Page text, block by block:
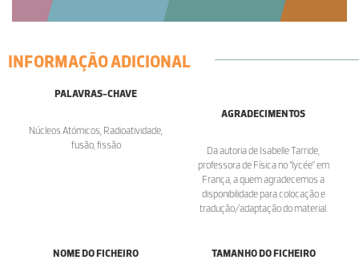
INFORMAÇÃO ADICIONAL
PALAVRAS-CHAVE
Núcleos Atómicos, Radioatividade,
fusão, fissão
AGRADECIMENTOS
Da autoria de Isabelle Tarride,
professora de Física no “lycée” em
França, a quem agradecemos a
disponibilidade para colocação e
tradução/adaptação do material.
NOME DO FICHEIRO TAMANHO DO FICHEIRO